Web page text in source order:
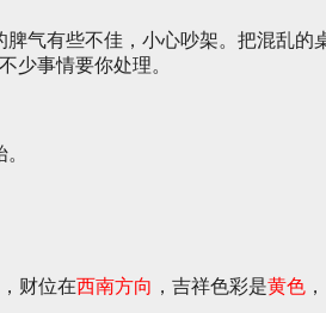
脾气有些不佳，小心吵架。把混乱的
少事情要你处理。
，财位在西南方向 ，吉祥色彩是黄色 ，